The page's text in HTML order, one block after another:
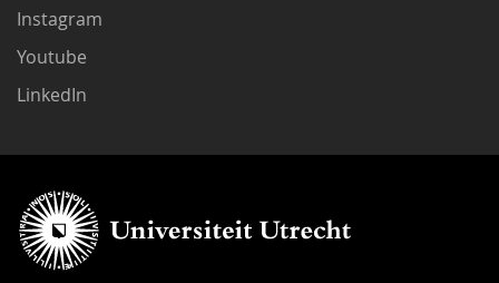
Instagram
Youtube
LinkedIn